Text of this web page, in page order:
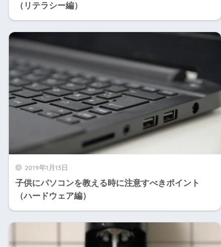
（リテラシー編）
2019年1月13日
子供にパソコンを教える時に注意すべきポイント
（ハードウェア編）